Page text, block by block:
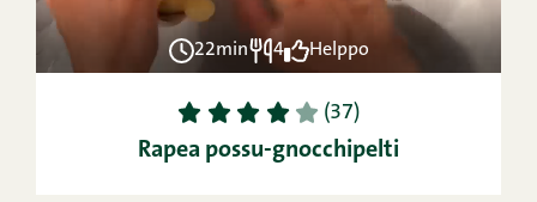
22min 4 Helppo
1 2 3 4 5 (37)
Rapea possu-gnocchipelti